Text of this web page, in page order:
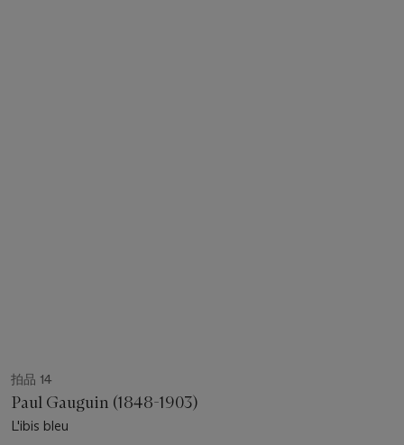
拍品 14
Paul Gauguin (1848-1903)
L'ibis bleu